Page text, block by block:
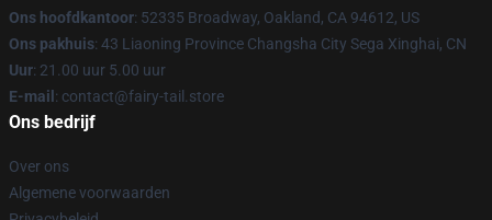
Ons hoofdkantoor: 52335 Broadway, Oakland, CA 94612, US
Ons pakhuis: 43 Liaoning Province Changsha City Sega Xinghai, CN
Uur: 21.00 uur 5.00 uur
E-mail : contact@fairy-tail.store
Ons bedrijf
Over ons
Algemene voorwaarden